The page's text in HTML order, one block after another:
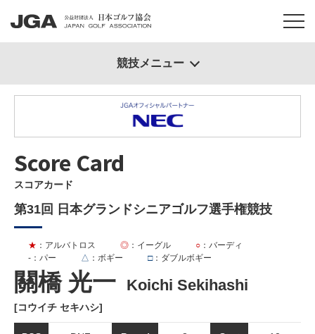
Score Card
スコアカード
第31回 日本グランドシニアゴルフ選手権競技
關橋 光一 Koichi Sekihashi
[コウイチ セキハシ]
★ ：アルバトロス ◎ ：イーグル ○ ：バーディ
- ：パー △ ：ボギー □：ダブルボギー
競技メニュー